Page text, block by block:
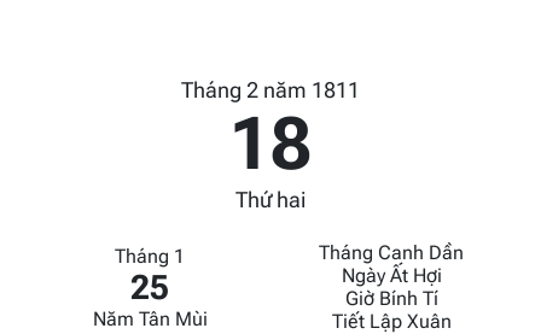
Tháng 2 năm 1811
18
Thứ hai
Tháng 1
25
Năm Tân Mùi
Tháng Canh Dần
Ngày Ất Hợi
Giờ Bính Tí
Tiết Lập Xuân